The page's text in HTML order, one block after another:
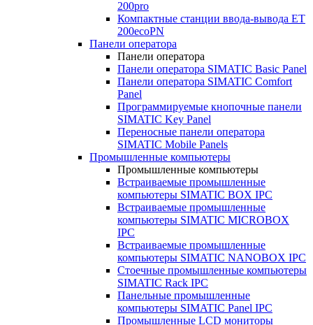
200pro
Компактные станции ввода-вывода ET
200ecoPN
Панели оператора
Панели оператора
Панели оператора SIMATIC Basic Panel
Панели оператора SIMATIC Comfort
Panel
Программируемые кнопочные панели
SIMATIC Key Panel
Переносные панели оператора
SIMATIC Mobile Panels
Промышленные компьютеры
Промышленные компьютеры
Встраиваемые промышленные
компьютеры SIMATIC BOX IPC
Встраиваемые промышленные
компьютеры SIMATIC MICROBOX
IPC
Встраиваемые промышленные
компьютеры SIMATIC NANOBOX IPC
Стоечные промышленные компьютеры
SIMATIC Rack IPC
Панельные промышленные
компьютеры SIMATIC Panel IPC
Промышленные LCD мониторы